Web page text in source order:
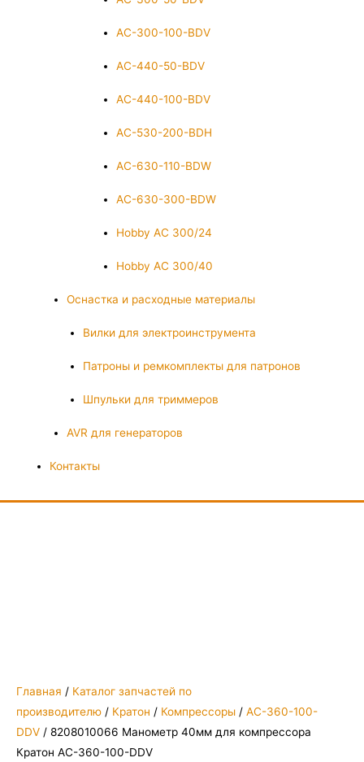
AC-300-100-BDV
AC-440-50-BDV
AC-440-100-BDV
AC-530-200-BDH
AC-630-110-BDW
AC-630-300-BDW
Hobby AC 300/24
Hobby AC 300/40
Оснастка и расходные материалы
Вилки для электроинструмента
Патроны и ремкомплекты для патронов
Шпульки для триммеров
AVR для генераторов
Контакты
Главная / Каталог запчастей по
производителю / Кратон / Компрессоры / AC-360-100-
DDV / 8208010066 Манометр 40мм для компрессора
Кратон AC-360-100-DDV